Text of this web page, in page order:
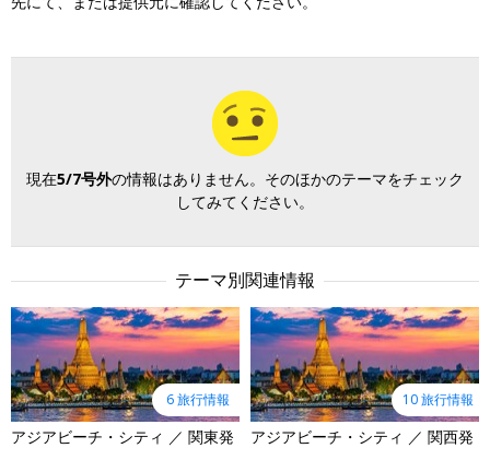
現在5/7号外の情報はありません。そのほかのテーマをチェック
してみてください。
テーマ別関連情報
6 旅行情報
アジアビーチ・シティ ／ 関東発
10 旅行情報
アジアビーチ・シティ ／ 関西発